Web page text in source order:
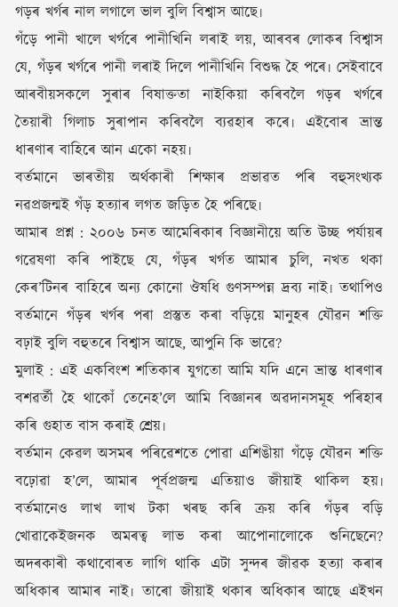
গড়ৰ খৰ্গৰ নাল লগালে ভাল বুলি বিশ্বাস আছে৷
গঁড়ে পানী খালে খৰ্গৰে পানীখিনি লৰাই লয়, আৰবৰ লোকৰ বিশ্বাস
যে, গঁড়ৰ খৰ্গৰে পানী লৰাই দিলে পানীখিনি বিশুদ্ধ হৈ পৰে৷ সেইবাবে
আৰবীয়সকলে সুৰাৰ বিষাক্ততা নাইকিয়া কৰিবলৈ গড়ৰ খৰ্গৰে
তৈয়াৰী গিলাচ সুৰাপান কৰিবলৈ ব্যৱহাৰ কৰে৷ এইবোৰ ভ্ৰান্ত
ধাৰণাৰ বাহিৰে আন একো নহয়৷
বৰ্তমানে ভাৰতীয় অৰ্থকাৰী শিক্ষাৰ প্ৰভাৱত পৰি বহুসংখ্যক
নৱপ্ৰজন্মই গঁড় হত্যাৰ লগত জড়িত হৈ পৰিছে৷
আমাৰ প্ৰশ্ন : ২০০৬ চনত আমেৰিকাৰ বিজ্ঞানীয়ে অতি উচ্ছ পৰ্যায়ৰ
গৱেষণা কৰি পাইছে যে, গঁড়ৰ খৰ্গত আমাৰ চুলি, নখত থকা
কেৰ’টিনৰ বাহিৰে অন্য কোনো ঔষধি গুণসম্পন্ন দ্ৰব্য নাই৷ তথাপিও
বৰ্তমানে গঁড়ৰ খৰ্গৰ পৰা প্ৰস্তুত কৰা বড়িয়ে মানুহৰ যৌৱন শক্তি
বঢ়াই বুলি বহুতৰে বিশ্বাস আছে, আপুনি কি ভাৱে?
মুলাই : এই একবিংশ শতিকাৰ যুগতো আমি যদি এনে ভ্ৰান্ত ধাৰণাৰ
বশৱৰ্তী হৈ থাকোঁ তেনেহ’লে আমি বিজ্ঞানৰ অৱদানসমূহ পৰিহাৰ
কৰি গুহাত বাস কৰাই শ্ৰেয়৷
বৰ্তমান কেৱল অসমৰ পৰিৱেশতে পোৱা এশিঙীয়া গঁড়ে যৌৱন শক্তি
বঢ়োৱা হ’লে, আমাৰ পূৰ্বপ্ৰজন্ম এতিয়াও জীয়াই থাকিল হয়৷
বৰ্তমানেও লাখ লাখ টকা খৰছ কৰি ক্ৰয় কৰি গঁড়ৰ বড়ি
খোৱাকেইজনক অমৰত্ব লাভ কৰা আপোনালোকে শুনিছেনে?
অদৰকাৰী কথাবোৰত লাগি থাকি এটা সুন্দৰ জীৱক হত্যা কৰাৰ
অধিকাৰ আমাৰ নাই৷ তাৰো জীয়াই থকাৰ অধিকাৰ আছে এইখন